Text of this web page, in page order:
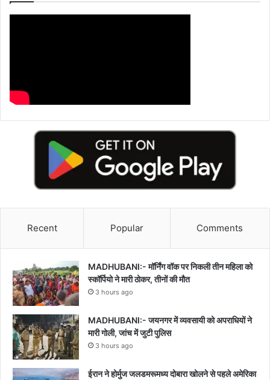
Recent Popular Comments
MADHUBANI:- मॉर्निंग वॉक पर निकली तीन महिला को
स्कॉर्पियो ने मारी ठोकर, तीनों की मौत
3 hours ago
MADHUBANI:- जयनगर में व्यवसायी को अपराधियों ने
मारी गोली, जांच में जुटी पुलिस
3 hours ago
ईरान ने होर्मुज जलडमरूमध्य दोबारा खोलने से पहले अमेरिका